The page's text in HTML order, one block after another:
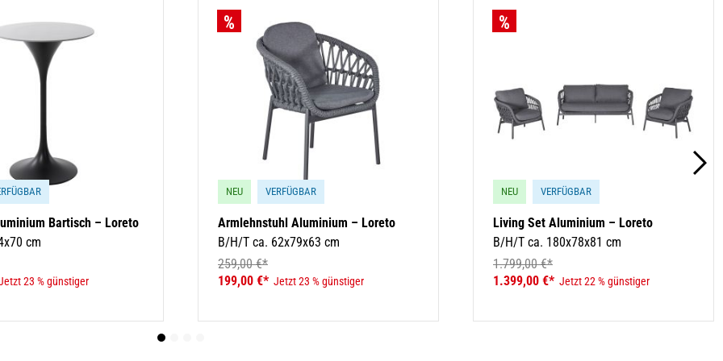
Bartisch – Loreto
cm
23 % günstiger
NEU VERFÜGBAR
Armlehnstuhl Aluminium – Loreto
B/H/T ca. 62x79x63 cm
259,00 €*
199,00 €* Jetzt 23 % günstiger
NEU VERFÜGBAR
Living Set Aluminium – Loreto
B/H/T ca. 180x78x81 cm
1.799,00 €*
1.399,00 €* Jetzt 22 % günstiger